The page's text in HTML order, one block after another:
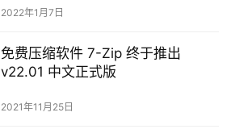
2022年1月7日
免费压缩软件 7-Zip 终于推出
v22.01 中文正式版
2021年11月25日